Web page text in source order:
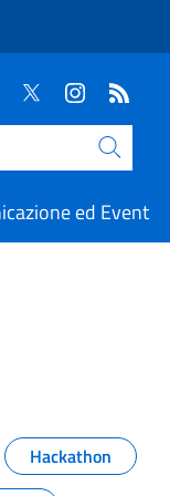
ed Eventi
Hackathon